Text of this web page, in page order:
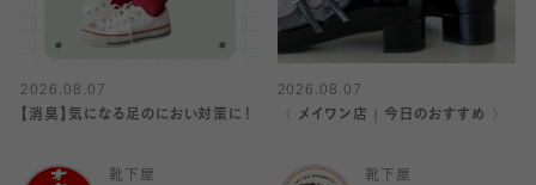
2026.08.07
【消臭】気になる足のにおい対策に！
靴下屋
2026.08.07
〈 メイワン店｜今日のおすすめ 〉
靴下屋